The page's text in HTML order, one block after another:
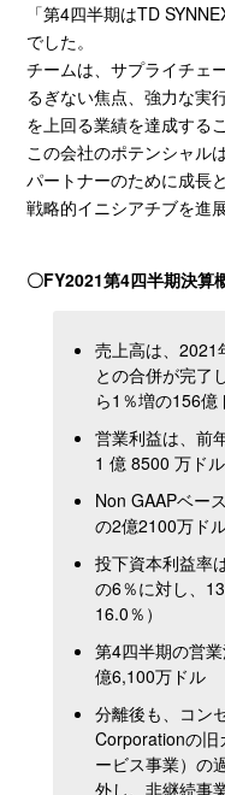
「第4四半期はTD
でした。
チームは、サプライチェ
るぎない焦点、強力な実
を上回る業績を達成する
この会社のポテンシャル
パートナーのために成長
戦略的イニシアチブを進
〇FY2021第4四半期決算
売上高は、2021
との合併が完了
ら1％増の156億
営業利益は、前
1 億 8500 万ドル
Non GAAPベー
の2億2100万ド
投下資本利益率
の6％に対し、
16.0％）
第4四半期の営
億6,100万ドル
分離後も、コン
Corporationの旧
ービス事業）の
外し、非継続事